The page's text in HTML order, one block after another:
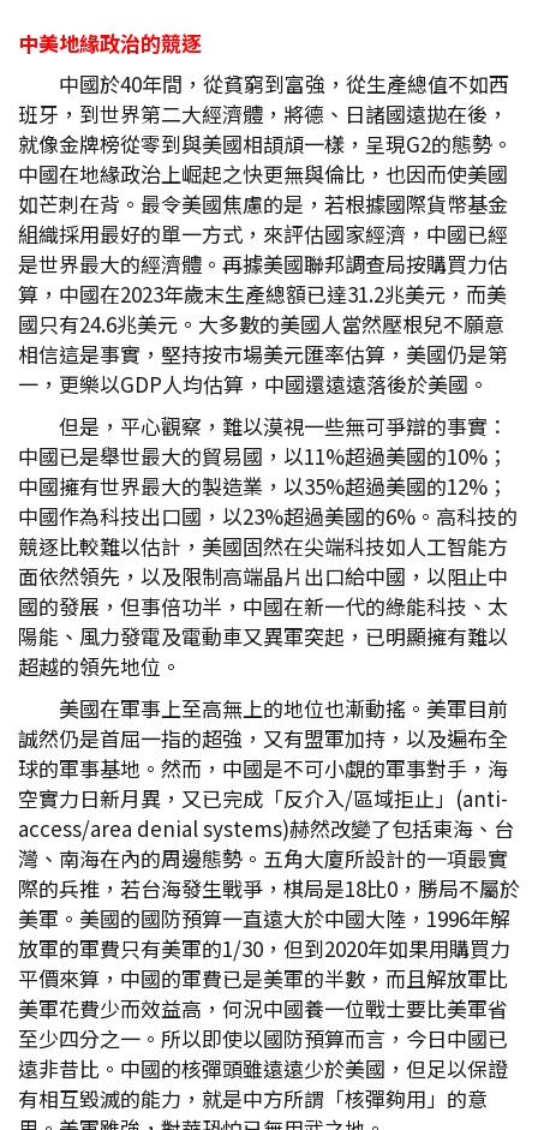
中美地緣政治的競逐
中國於40年間，從貧窮到富強，從生產總值不如西
班牙，到世界第二大經濟體，將德、日諸國遠拋在後，
就像金牌榜從零到與美國相頡頏一樣，呈現G2的態勢。
中國在地緣政治上崛起之快更無與倫比，也因而使美國
如芒刺在背。最令美國焦慮的是，若根據國際貨幣基金
組織採用最好的單一方式，來評估國家經濟，中國已經
是世界最大的經濟體。再據美國聯邦調查局按購買力估
算，中國在2023年歲末生產總額已達31.2兆美元，而美
國只有24.6兆美元。大多數的美國人當然壓根兒不願意
相信這是事實，堅持按市場美元匯率估算，美國仍是第
一，更樂以GDP人均估算，中國還遠遠落後於美國。
但是，平心觀察，難以漠視一些無可爭辯的事實：
中國已是舉世最大的貿易國，以11%超過美國的10%；
中國擁有世界最大的製造業，以35%超過美國的12%；
中國作為科技出口國，以23%超過美國的6%。高科技的
競逐比較難以估計，美國固然在尖端科技如人工智能方
面依然領先，以及限制高端晶片出口給中國，以阻止中
國的發展，但事倍功半，中國在新一代的綠能科技、太
陽能、風力發電及電動車又異軍突起，已明顯擁有難以
超越的領先地位。
美國在軍事上至高無上的地位也漸動搖。美軍目前
誠然仍是首屈一指的超強，又有盟軍加持，以及遍布全
球的軍事基地。然而，中國是不可小覷的軍事對手，海
空實力日新月異，又已完成「反介入/區域拒止」(anti-
access/area denial systems)赫然改變了包括東海、台
灣、南海在內的周邊態勢。五角大廈所設計的一項最實
際的兵推，若台海發生戰爭，棋局是18比0，勝局不屬於
美軍。美國的國防預算一直遠大於中國大陸，1996年解
放軍的軍費只有美軍的1/30，但到2020年如果用購買力
平價來算，中國的軍費已是美軍的半數，而且解放軍比
美軍花費少而效益高，何況中國養一位戰士要比美軍省
至少四分之一。所以即使以國防預算而言，今日中國已
遠非昔比。中國的核彈頭雖遠遠少於美國，但足以保證
有相互毀滅的能力，就是中方所謂「核彈夠用」的意